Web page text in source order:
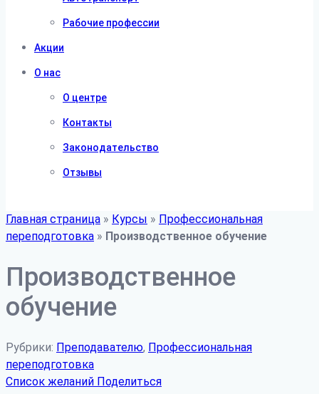
Рабочие профессии
Акции
О нас
О центре
Контакты
Законодательство
Отзывы
Главная страница » Курсы » Профессиональная
переподготовка » Производственное обучение
Производственное
обучение
Рубрики: Преподавателю, Профессиональная
переподготовка
Список желаний Поделиться